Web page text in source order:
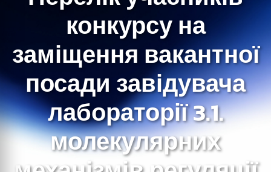
конкурсу на
заміщення вакантної
посади завідувача
лабораторії 3.1.
молекулярних